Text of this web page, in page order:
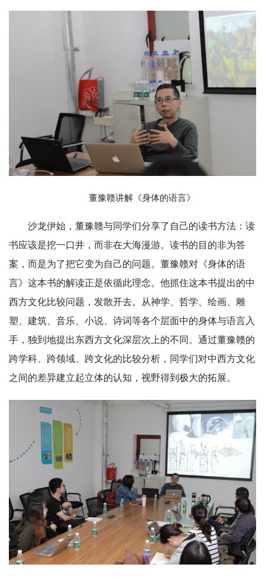
董豫赣讲解《身体的语言》
沙龙伊始，董豫赣与同学们分享了自己的读书方法：读
书应该是挖一口井，而非在大海漫游。读书的目的非为答
案，而是为了把它变为自己的问题。董豫赣对《身体的语
言》这本书的解读正是依循此理念。他抓住这本书提出的中
西方文化比较问题，发散开去。从神学、哲学、绘画、雕
塑、建筑、音乐、小说、诗词等各个层面中的身体与语言入
手，独到地提出东西方文化深层次上的不同。通过董豫赣的
跨学科、跨领域、跨文化的比较分析，同学们对中西方文化
之间的差异建立起立体的认知，视野得到极大的拓展。